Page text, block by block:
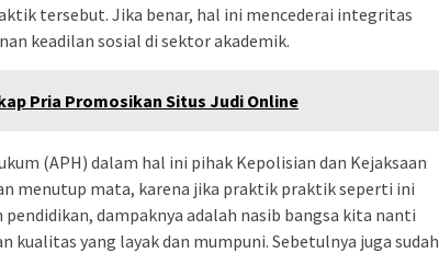
tersebut. Jika benar, hal ini mencederai integritas
keadilan sosial di sektor akademik.
Pria Promosikan Situs Judi Online
(APH) dalam hal ini pihak Kepolisian dan Kejaksaan
menutup mata, karena jika praktik praktik seperti ini
dampaknya adalah nasib bangsa kita nanti
kualitas yang layak dan mumpuni. Sebetulnya juga sudah